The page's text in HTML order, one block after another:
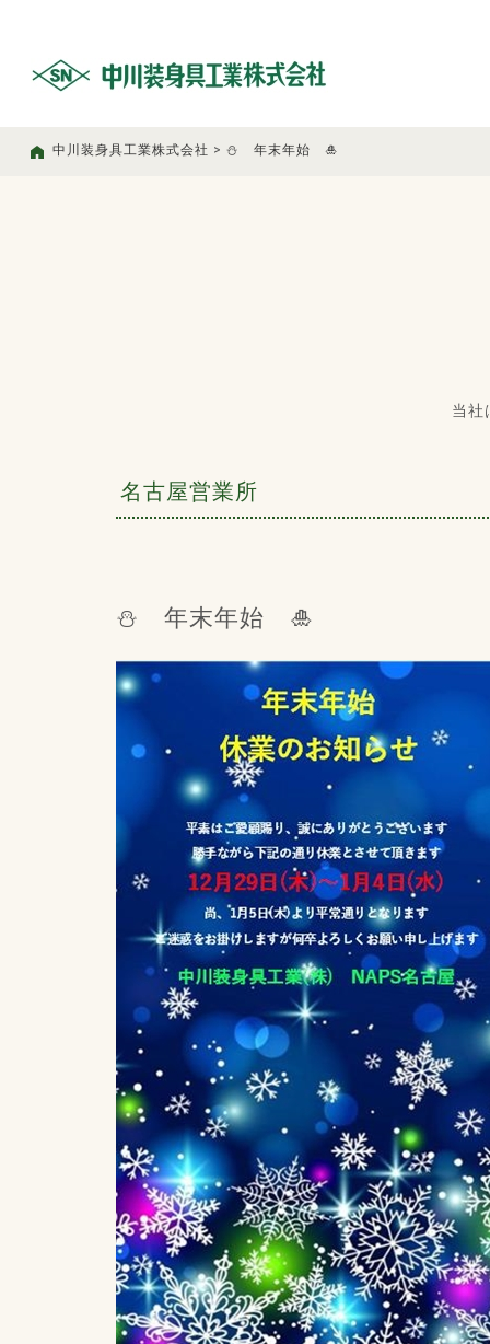
中川装身具工業株式会社 > ⛄ 年末年始 🎍
当社
名古屋営業所
⛄ 年末年始 🎍